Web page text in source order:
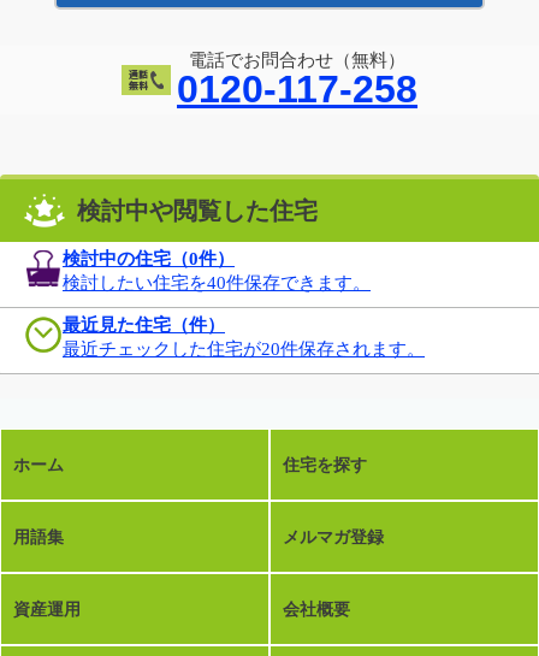
電話でお問合わせ（無料）
0120-117-258
検討中や閲覧した住宅
検討中の住宅（0件）
検討したい住宅を40件保存できます。
最近見た住宅（件）
最近チェックした住宅が20件保存されます。
ホーム 住宅を探す
用語集 メルマガ登録
資産運用 会社概要